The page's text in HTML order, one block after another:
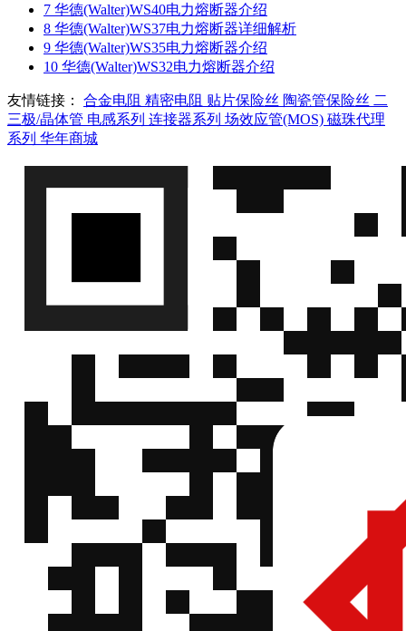
7 华德(Walter)WS40电力熔断器介绍
8 华德(Walter)WS37电力熔断器详细解析
9 华德(Walter)WS35电力熔断器介绍
10 华德(Walter)WS32电力熔断器介绍
友情链接： 合金电阻 精密电阻 贴片保险丝 陶瓷管保险丝 二
三极/晶体管 电感系列 连接器系列 场效应管(MOS) 磁珠代理
系列 华年商城